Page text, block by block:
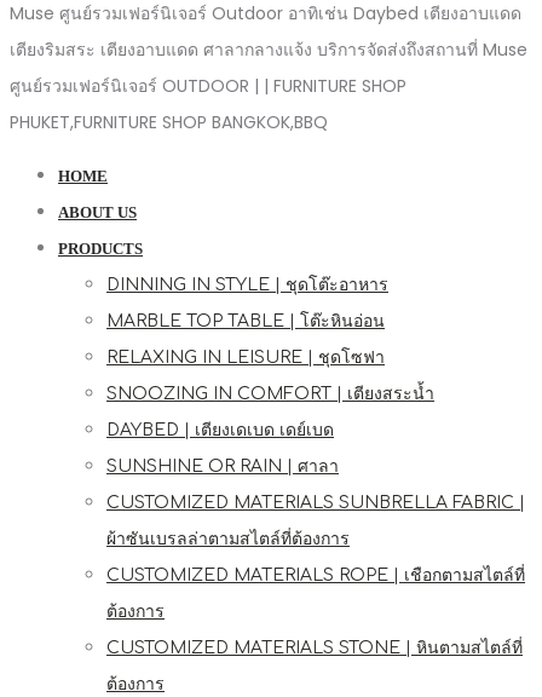
Muse ศูนย์รวมเฟอร์นิเจอร์ Outdoor อาทิเช่น Daybed เตียงอาบแดด
เตียงริมสระ เตียงอาบแดด ศาลากลางแจ้ง บริการจัดส่งถึงสถานที่ Muse
ศูนย์รวมเฟอร์นิเจอร์ OUTDOOR | | FURNITURE SHOP
PHUKET,FURNITURE SHOP BANGKOK,BBQ
HOME
ABOUT US
PRODUCTS
DINNING IN STYLE | ชุดโต๊ะอาหาร
MARBLE TOP TABLE | โต๊ะหินอ่อน
RELAXING IN LEISURE | ชุดโซฟา
SNOOZING IN COMFORT | เตียงสระน้ำ
DAYBED | เตียงเดเบด เดย์เบด
SUNSHINE OR RAIN | ศาลา
CUSTOMIZED MATERIALS SUNBRELLA FABRIC |
ผ้าซันเบรลล่าตามสไตล์ที่ต้องการ
CUSTOMIZED MATERIALS ROPE | เชือกตามสไตล์ที่
ต้องการ
CUSTOMIZED MATERIALS STONE | หินตามสไตล์ที่
ต้องการ